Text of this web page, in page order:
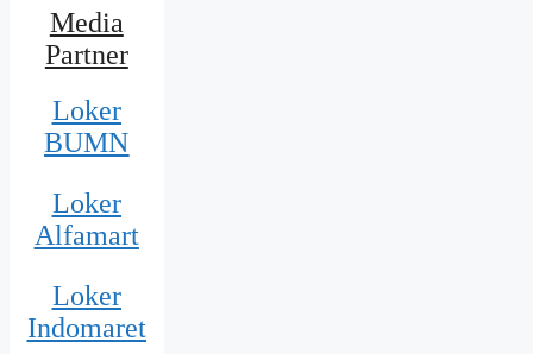
Media
Partner
Loker
BUMN
Loker
Alfamart
Loker
Indomaret